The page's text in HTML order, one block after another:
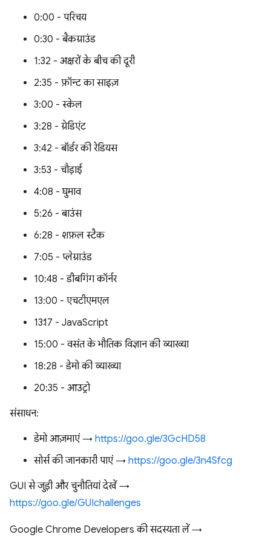
0:00 - परिचय
0:30 - बैकग्राउंड
1:32 - अक्षरों के बीच की दूरी
2:35 - फ़ॉन्ट का साइज़
3:00 - स्केल
3:28 - ग्रेडिएंट
3:42 - बॉर्डर की रेडियस
3:53 - चौड़ाई
4:08 - घुमाव
5:26 - बाउंस
6:28 - शफ़ल स्टैक
7:05 - प्लेग्राउंड
10:48 - डीबगिंग कॉर्नर
13:00 - एचटीएमएल
13:17 - JavaScript
15:00 - वसंत के भौतिक विज्ञान की व्याख्या
18:28 - डेमो की व्याख्या
20:35 - आउट्रो
संसाधन:
डेमो आज़माएं → https://goo.gle/3GcHD58
सोर्स की जानकारी पाएं → https://goo.gle/3n4Sfcg
GUI से जुड़ी और चुनौतियां देखें →
https://goo.gle/GUIchallenges
Google Chrome Developers की सदस्यता लें →